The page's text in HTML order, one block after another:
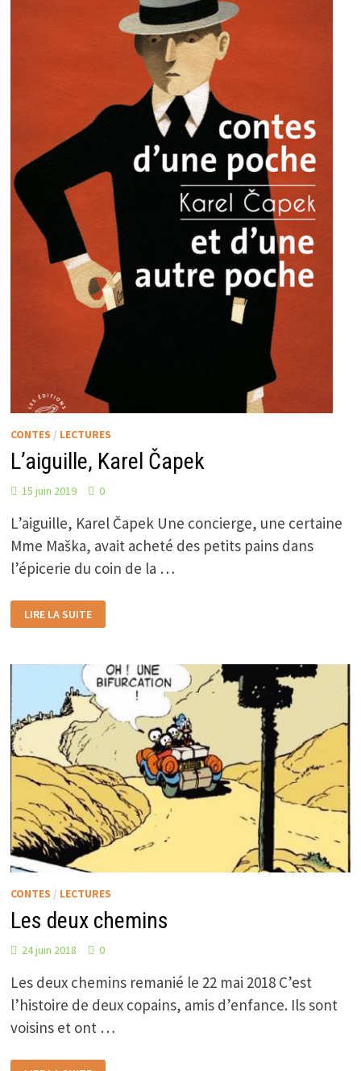
CONTES / LECTURES
L’aiguille, Karel Čapek
15 juin 2019 0
L’aiguille, Karel Čapek Une concierge, une certaine
Mme Maška, avait acheté des petits pains dans
l’épicerie du coin de la …
KAREL
ČAPEK
LIRE LA SUITE
CONTES / LECTURES
Les deux chemins
24 juin 2018 0
Les deux chemins remanié le 22 mai 2018 C’est
l’histoire de deux copains, amis d’enfance. Ils sont
voisins et ont …